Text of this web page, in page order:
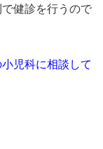
健診を行うので
児科に相談して